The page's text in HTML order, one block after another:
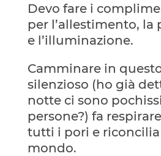
Devo fare i
per l’allestimento, la
e l’illuminazione.
Camminare in
silenzioso (ho già
notte ci sono
persone?) fa
tutti i pori e
mondo.